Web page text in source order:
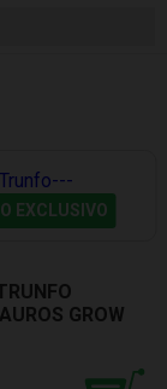
EXCLUSIVO
GROW